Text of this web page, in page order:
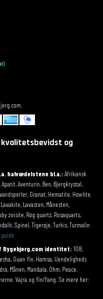
kvalitetsbevidst og
halvædelstene bl.a.: Afrikansk
Aventurin, Ben, Bjergkrystal,
Granat, Hematite, Howlite,
Lavasten, Månesten,
zoisite, Røg quartz, Rosaquarts,
Spinel, Tigerøje, Turkis, Turmalin
Bygebjerg.com identitet: 108,
Guan Yin, Hamsa, Uendeligheds
Månen, Mandala, Ohm, Peace,
Vajra og Yin/Yang. Se mere her: